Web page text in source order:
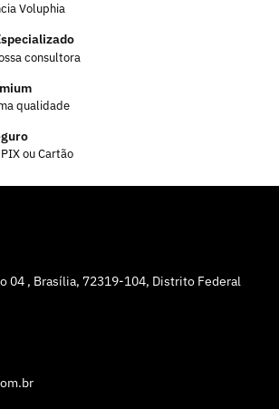
Voluphia
consultora
qualidade
ou Cartão
04 , Brasília, 72319-104, Distrito Federal